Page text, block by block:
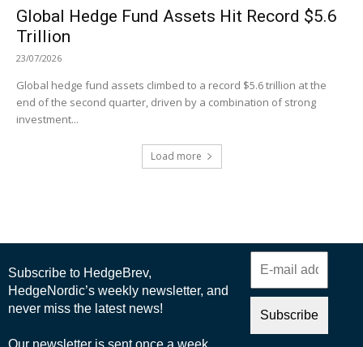
Global Hedge Fund Assets Hit Record $5.6
Trillion
23/07/2026
Global hedge fund assets climbed to a record $5.6 trillion at the
end of the second quarter, driven by a combination of strong
investment...
Load more